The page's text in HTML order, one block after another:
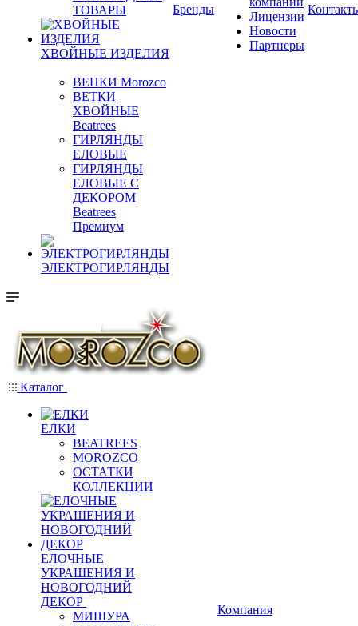
ТОВАРЫ
ХВОЙНЫЕ ИЗДЕЛИЯ
ВЕНКИ Morozco
ВЕТКИ
ХВОЙНЫЕ
Beatrees
ГИРЛЯНДЫ
ЕЛОВЫЕ
ГИРЛЯНДЫ
ЕЛОВЫЕ С
ДЕКОРОМ
Beatrees
Премиум
ЭЛЕКТРОГИРЛЯНДЫ
Бренды
Лицензии
Новости
Партнеры
Каталог
ЕЛКИ
BEATREES
MOROZCO
ОСТАТКИ
КОЛЛЕКЦИИ
ЕЛОЧНЫЕ
УКРАШЕНИЯ И
НОВОГОДНИЙ
ДЕКОР
МИШУРА
Компания